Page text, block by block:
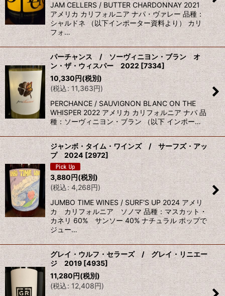
JAM CELLERS / BUTTER CHARDONNAY 2021
アメリカ カリフォルニア ナパ・ヴァレー 品種：
シャルドネ （以下インポーター資料より） カリ
フォ…
パーチャンス / ソーヴィニヨン・ブラン オ
ン・ザ・ウィスパー 2022 [7334]
10,330円(税別)
(税込: 11,363円)
PERCHANCE / SAUVIGNON BLANC ON THE
WHISPER 2022 アメリカ カリフォルニア ナパ 品
種：ソーヴィニヨン・ブラン （以下 インポー…
ジャンボ・タイム・ワインズ / サーフズ・アッ
プ 2024 [2972]
3,880円(税別)
(税込: 4,268円)
JUMBO TIME WINES / SURF'S UP 2024 アメリ
カ カリフォルニア ソノマ 品種：マスカット・
カネリ 60% サンソー 40% ナチュラル ポップで
ジュー…
グレイ・ウルフ・セラーズ / グレイ・リニエー
ジ 2019[4935]
11,280円(税別)
(税込: 12,408円)